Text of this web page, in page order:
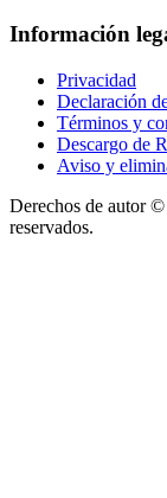
Información
Privacidad
Declaración
Términos y
Descargo de
Aviso y
Derechos de autor ©
reservados.